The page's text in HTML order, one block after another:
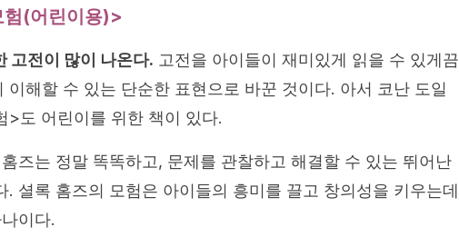
(어린이용)>
고전이 많이 나온다. 고전을 아이들이 재미있게 읽을 수 있게끔
이해할 수 있는 단순한 표현으로 바꾼 것이다. 아서 코난 도일
>도 어린이를 위한 책이 있다.
즈는 정말 똑똑하고, 문제를 관찰하고 해결할 수 있는 뛰어난
. 셜록 홈즈의 모험은 아이들의 흥미를 끌고 창의성을 키우는데
이다.